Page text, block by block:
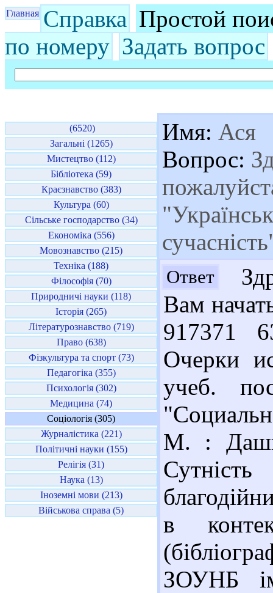
Главная Справка Простой
по номеру Задать вопрос
(6520)
Загальні (1265)
Мистецтво (112)
Бібліотека (59)
Краєзнавство (383)
Культура (60)
Сільське господарство (34)
Економіка (556)
Мовознавство (215)
Техніка (188)
Філософія (70)
Природничі науки (118)
Історія (265)
Літературознавство (719)
Право (638)
Фізкультура та спорт (73)
Педагогіка (355)
Психологія (302)
Медицина (74)
Соціологія (305)
Журналістика (221)
Політичні науки (155)
Релігія (31)
Наука (13)
Іноземні мови (213)
Військова справа (5)
Имя: Ася
Вопрос:
Ответ
Вам
917371
Очерки
учеб.
М. :
в
ЗОУНБ